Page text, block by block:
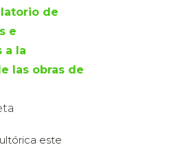
de
e
a la
las obras de
este